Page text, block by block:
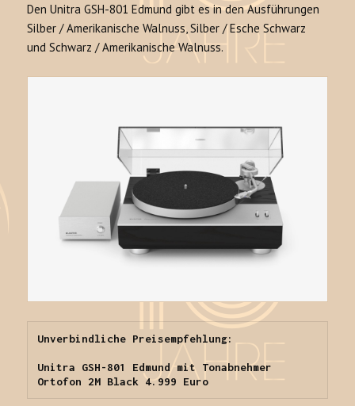
Den Unitra GSH-801 Edmund gibt es in den Ausführungen
Silber / Amerikanische Walnuss, Silber / Esche Schwarz
und Schwarz / Amerikanische Walnuss.
Unverbindliche Preisempfehlung:
Unitra GSH-801 Edmund mit Tonabnehmer
Ortofon 2M Black 4.999 Euro